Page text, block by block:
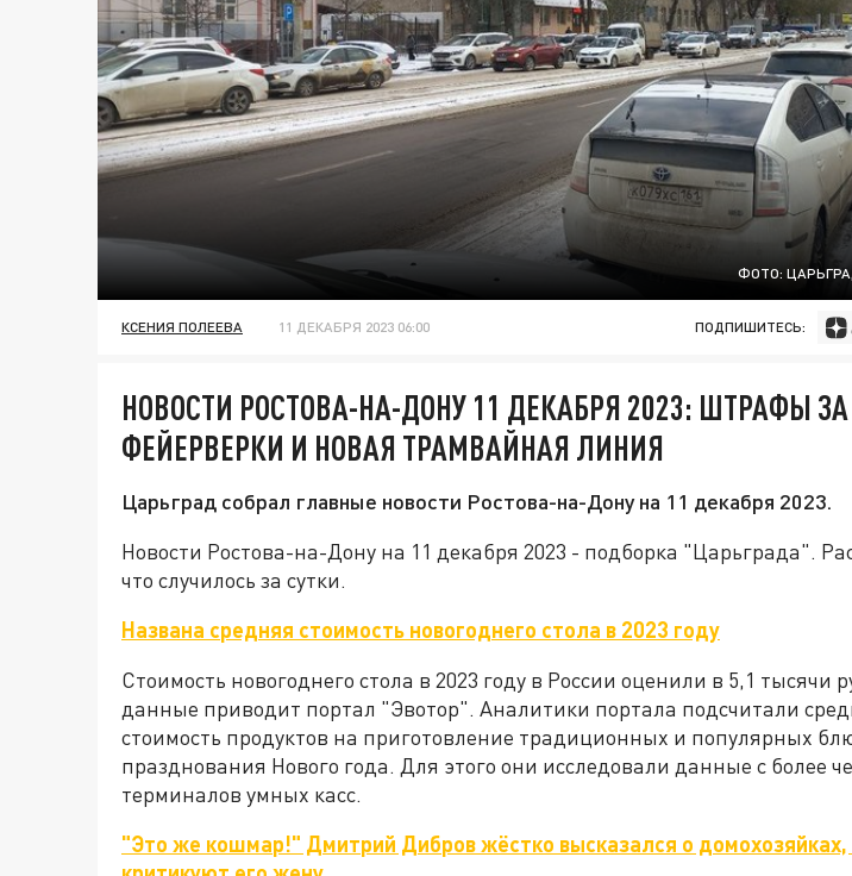
ФОТО:
КСЕНИЯ ПОЛЕЕВА 11 ДЕКАБРЯ 2023 06:00 ПОДПИШИТЕСЬ:
НОВОСТИ РОСТОВА-НА-ДОНУ 11 ДЕКАБРЯ 2023: ШТРАФЫ ЗА
ФЕЙЕРВЕРКИ И НОВАЯ ТРАМВАЙНАЯ ЛИНИЯ
Царьград собрал главные новости Ростова-на-Дону на 11 декабря 2023.
Новости Ростова-на-Дону на 11 декабря 2023 - подборка "Царьграда".
что случилось за сутки.
Названа средняя стоимость новогоднего стола в 2023 году
Стоимость новогоднего стола в 2023 году в России оценили в 5,1 тысячи
данные приводит портал "Эвотор". Аналитики портала подсчитали
стоимость продуктов на приготовление традиционных и популярных
празднования Нового года. Для этого они исследовали данные с более
терминалов умных касс.
"Это же кошмар!" Дмитрий Дибров жёстко высказался о домохозяйках,